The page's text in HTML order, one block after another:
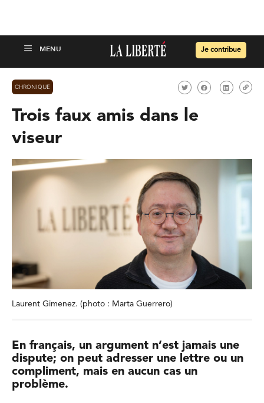
Je contribue
CHRONIQUE
Trois faux amis dans le
viseur
Laurent Gimenez. (photo : Marta Guerrero)
En français, un argument n’est jamais une
dispute; on peut adresser une lettre ou un
compliment, mais en aucun cas un
problème.